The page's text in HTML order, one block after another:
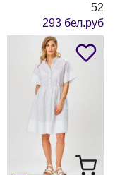
52
293 бел.руб